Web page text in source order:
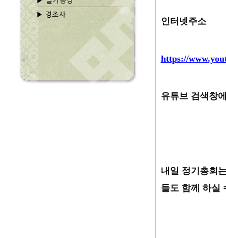
인터넷주소
https://
유튜브 검색창
내일 정기총회
들도 함께 하실